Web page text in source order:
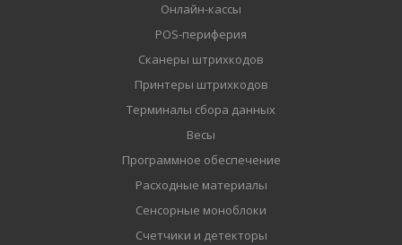
Онлайн-кассы
POS-периферия
Сканеры штрихкодов
Принтеры штрихкодов
Терминалы сбора данных
Весы
Программное обеспечение
Расходные материалы
Сенсорные моноблоки
Счетчики и детекторы